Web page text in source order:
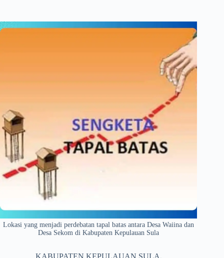
Lokasi yang menjadi perdebatan tapal batas antara Desa Waiina dan
Desa Sekom di Kabupaten Kepulauan Sula
KABUPATEN KEPULAUAN SULA,